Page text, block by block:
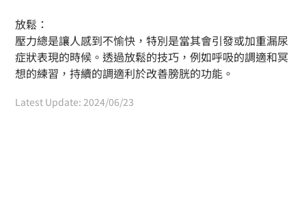
放鬆：
壓力總是讓人感到不愉快，特別是當其會引發或加重漏尿
症狀表現的時候。透過放鬆的技巧，例如呼吸的調適和冥
想的練習，持續的調適利於改善膀胱的功能。
Latest Update: 2024/06/23